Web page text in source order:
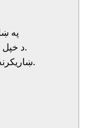
په
د خپل کور، کوڅې، شار او هېواد په پاکولو پيسې ګټل.
ښاريکرنه د هوا، اوبو، خاورې او خوراک پاکولو سرچينه.